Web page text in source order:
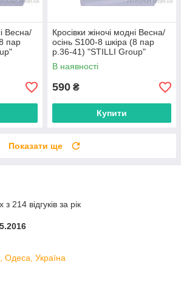
Весна/
пар
Кросівки жіночі модні Весна/
осінь S100-8 шкіра (8 пар
р.36-41) "STILLI Group"
оптом від прямого
постачальника
В наявності
590 ₴
Купити
Показати ще
214 відгуків за рік
Одеса, Україна